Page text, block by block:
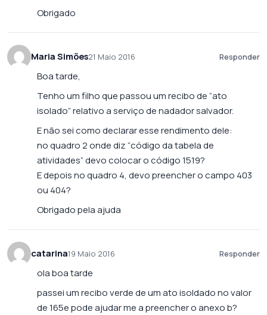
Obrigado
Maria Simões21 Maio 2016 Responder
Boa tarde,
Tenho um filho que passou um recibo de “ato
isolado” relativo a serviço de nadador salvador.
E não sei como declarar esse rendimento dele:
no quadro 2 onde diz “código da tabela de
atividades” devo colocar o código 1519?
E depois no quadro 4, devo preencher o campo 403
ou 404?
Obrigado pela ajuda
catarina19 Maio 2016 Responder
ola boa tarde
passei um recibo verde de um ato isoldado no valor
de 165e pode ajudar me a preencher o anexo b?